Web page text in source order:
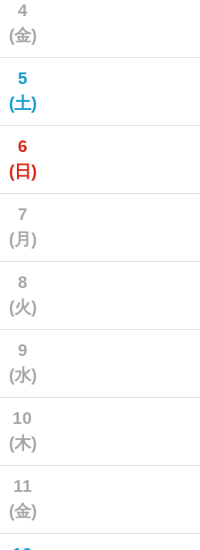
4
(金)
5
(土)
6
(日)
7
(月)
8
(火)
9
(水)
10
(木)
11
(金)